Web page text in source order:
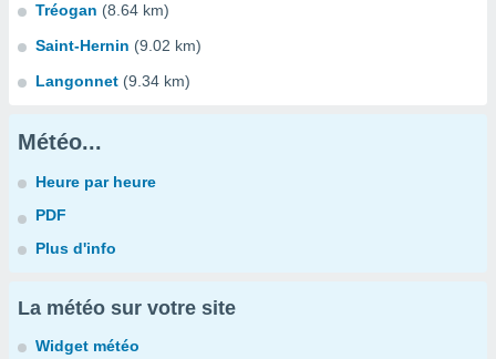
Tréogan (8.64 km)
Saint-Hernin (9.02 km)
Langonnet (9.34 km)
Météo...
Heure par heure
PDF
Plus d'info
La météo sur votre site
Widget météo